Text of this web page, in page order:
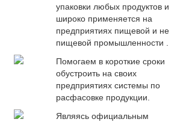
упаковки любых продуктов и
широко применяется на
предприятиях пищевой и не
пищевой промышленности .
Помогаем в короткие сроки
обустроить на своих
предприятиях системы по
расфасовке продукции.
Являясь официальным